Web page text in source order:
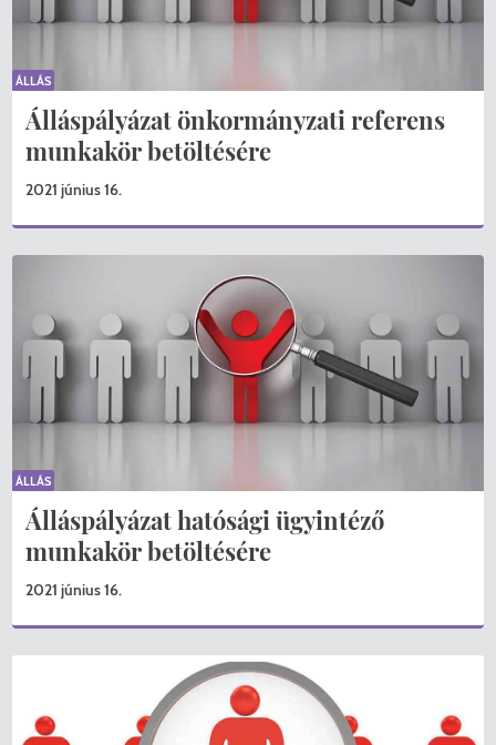
Álláspályázat önkormányzati referens
munkakör betöltésére
2021 június 16.
ÁLLÁS
Álláspályázat hatósági ügyintéző
munkakör betöltésére
2021 június 16.
ÁLLÁS